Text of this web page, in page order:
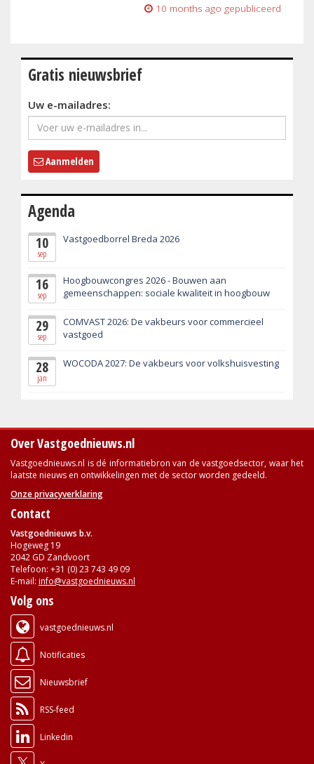
10 months ago gepubliceerd
Gratis nieuwsbrief
Uw e-mailadres:
Aanmelden
Agenda
10
sep
Vastgoedborrel Breda 2026
16
sep
Hoogbouwcongres 2026 - Bouwen aan
gemeenschappen: sociale kwaliteit in hoogbouw
29
sep
COMVAST 2026: De vakbeurs voor commercieel
vastgoed
28
jan
WOCODA 2027: De vakbeurs voor volkshuisvesting
Over Vastgoednieuws.nl
Vastgoednieuws.nl is dé informatiebron van de vastgoedsector, waar het
laatste nieuws en ontwikkelingen met de sector worden gedeeld.
Onze privacyverklaring
Contact
Vastgoednieuws b.v.
Hogeweg 19
2042 GD Zandvoort
Telefoon: +31 (0) 23 743 49 09
E-mail: info@vastgoednieuws.nl
Volg ons
vastgoednieuws.nl
Notificaties
Nieuwsbrief
RSS-feed
Linkedin